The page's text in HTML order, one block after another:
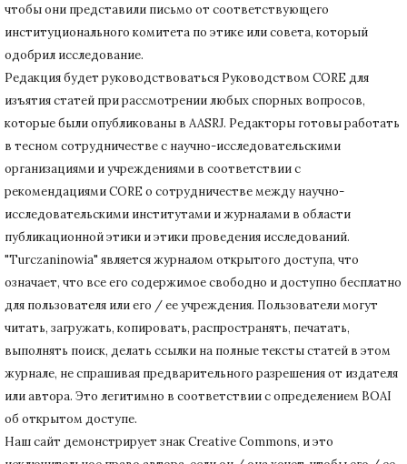
чтобы они представили письмо от соответствующего
институционального комитета по этике или совета, который
одобрил исследование.
Редакция будет руководствоваться Руководством CORE для
изъятия статей при рассмотрении любых спорных вопросов,
которые были опубликованы в AASRJ. Редакторы готовыработать
в тесном сотрудничестве с научно-исследовательскими
организациями и учреждениями в соответствии с
рекомендациями CORE о сотрудничестве между научно-
исследовательскими институтами и журналами в области
публикационной этики и этики проведения исследований.
"Turczaninowia" является журналом открытого доступа, что
означает, что все его содержимое свободно и доступно бесплатно
для пользователя или его / ее учреждения. Пользователи могут
читать, загружать, копировать, распространять, печатать,
выполнять поиск, делать ссылки на полные тексты статей в этом
журнале, не спрашивая предварительного разрешения от издателя
или автора. Это легитимно в соответствии с определением BOAI
об открытом доступе.
Наш сайт демонстрирует знак Creative Commons, и это